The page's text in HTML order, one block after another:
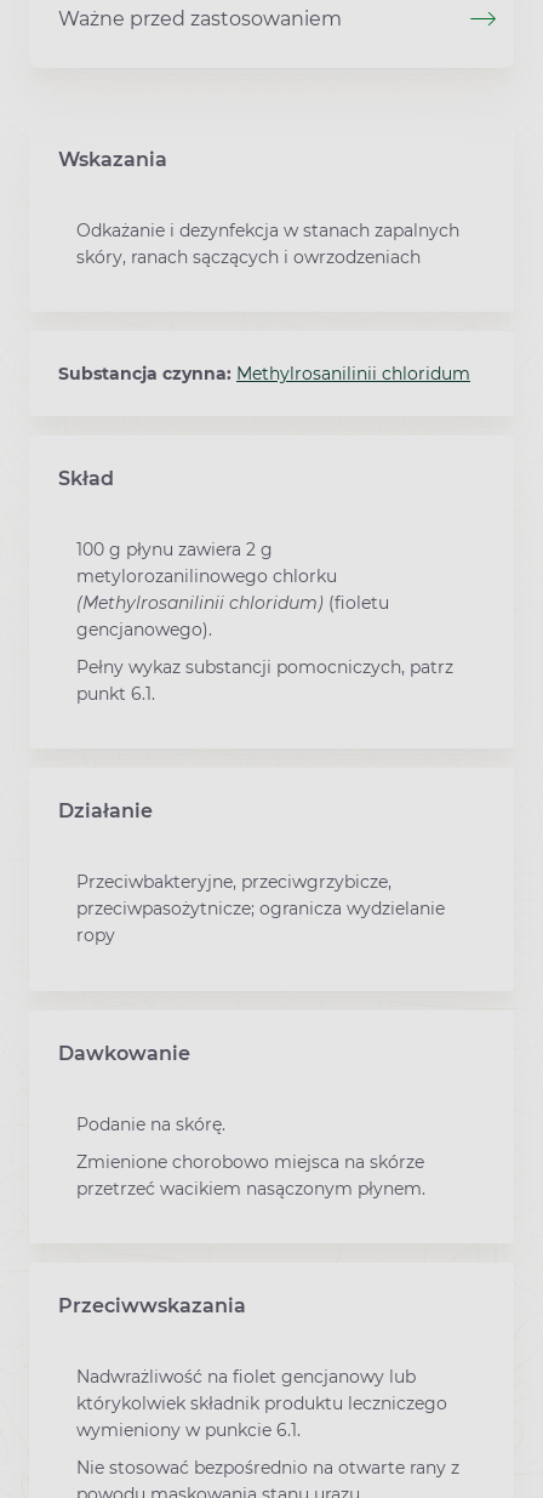
Ważne przed zastosowaniem
Wskazania
Odkażanie i dezynfekcja w stanach zapalnych
skóry, ranach sączących i owrzodzeniach
Substancja czynna: Methylrosanilinii chloridum
Skład
100 g płynu zawiera 2 g
metylorozanilinowego chlorku
(Methylrosanilinii chloridum) (fioletu
gencjanowego).
Pełny wykaz substancji pomocniczych, patrz
punkt 6.1.
Działanie
Przeciwbakteryjne, przeciwgrzybicze,
przeciwpasożytnicze; ogranicza wydzielanie
ropy
Dawkowanie
Podanie na skórę.
Zmienione chorobowo miejsca na skórze
przetrzeć wacikiem nasączonym płynem.
Przeciwwskazania
Nadwrażliwość na fiolet gencjanowy lub
którykolwiek składnik produktu leczniczego
wymieniony w punkcie 6.1.
Nie stosować bezpośrednio na otwarte rany z